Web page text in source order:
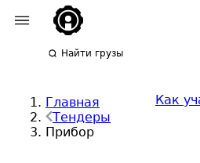
Найти грузы
Главная
Тендеры
Прибор
Как